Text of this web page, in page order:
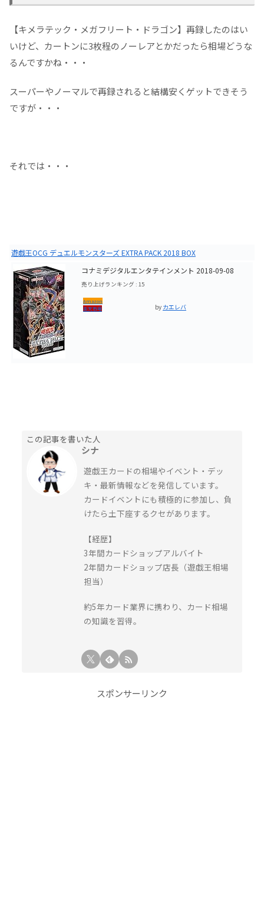
【キメラテック・メガフリート・ドラゴン】再録したのはい
いけど、カートンに3枚程のノーレアとかだったら相場どうな
るんですかね・・・
スーパーやノーマルで再録されると結構安くゲットできそう
ですが・・・
それでは・・・
遊戯王OCG デュエルモンスターズ EXTRA PACK 2018 BOX
コナミデジタルエンタテインメント 2018-09-08
売り上げランキング : 15
Amazon
楽天市場
by カエレバ
この記事を書いた人
シナ
遊戯王カードの相場やイベント・デッ
キ・最新情報などを発信しています。
カードイベントにも積極的に参加し、負
けたら土下座するクセがあります。
【経歴】
3年間カードショップアルバイト
2年間カードショップ店長（遊戯王相場
担当）
約5年カード業界に携わり、カード相場
の知識を習得。
スポンサーリンク